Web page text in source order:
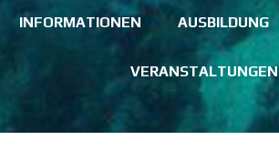
INFORMATIONEN AUSBILDUNG
VERANSTALTUNGEN